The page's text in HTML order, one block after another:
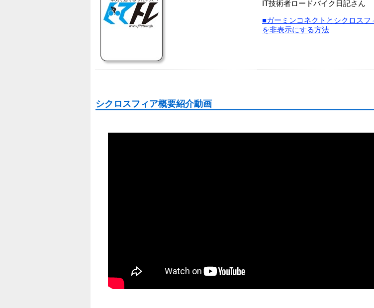
IT技術者ロードバイク日記さん
■ガーミンコネクトとシクロスフ
を非表示にする方法
シクロスフィア概要紹介動画